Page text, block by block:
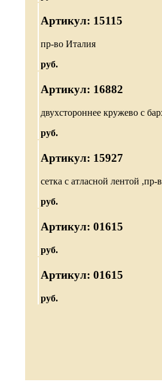
Артикул: 15115
пр-во Италия
руб.
Артикул: 16882
двухстороннее кружево с
руб.
Артикул: 15927
сетка с атласной лентой ,пр-
руб.
Артикул: 01615
руб.
Артикул: 01615
руб.